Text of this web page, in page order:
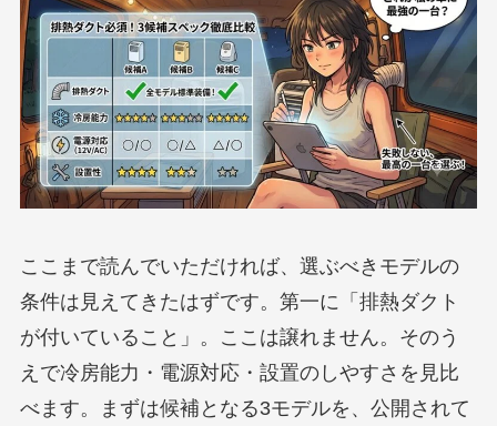
ここまで読んでいただければ、選ぶべきモデルの
条件は見えてきたはずです。第一に「排熱ダクト
が付いていること」。ここは譲れません。そのう
えで冷房能力・電源対応・設置のしやすさを見比
べます。まずは候補となる3モデルを、公開されて